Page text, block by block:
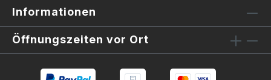
Informationen
Öffnungszeiten vor Ort